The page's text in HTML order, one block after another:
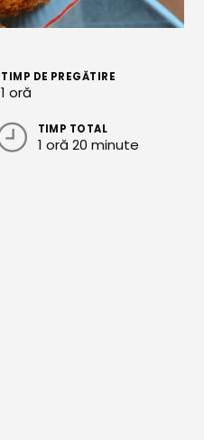
TIMP DE PREGĂTIRE
1 oră
TIMP TOTAL
1 oră 20 minute